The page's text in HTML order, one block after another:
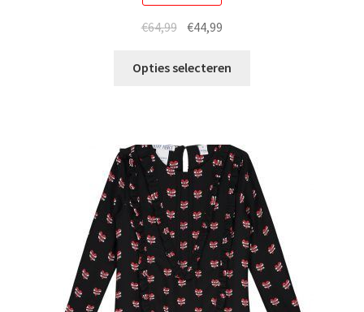
€64,99 Oorspronkelijke
was:
€44,99
is:
Opties selecteren
Deze
optie
kan
gekozen
worden
op
de
productpagina